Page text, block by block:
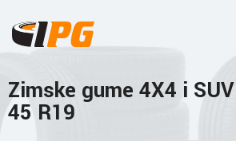
Zimske gume 4X4 i
45 R19